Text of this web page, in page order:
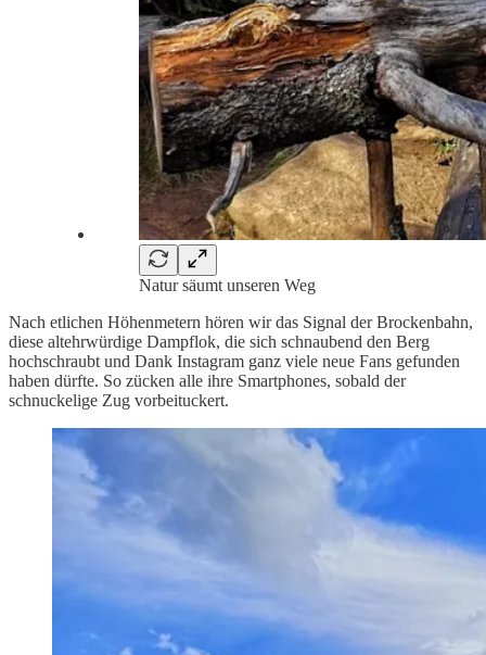
Natur säumt unseren Weg
Nach etlichen Höhenmetern hören wir das Signal der Brockenbahn,
diese altehrwürdige Dampflok, die sich schnaubend den Berg
hochschraubt und Dank Instagram ganz viele neue Fans gefunden
haben dürfte. So zücken alle ihre Smartphones, sobald der
schnuckelige Zug vorbeituckert.